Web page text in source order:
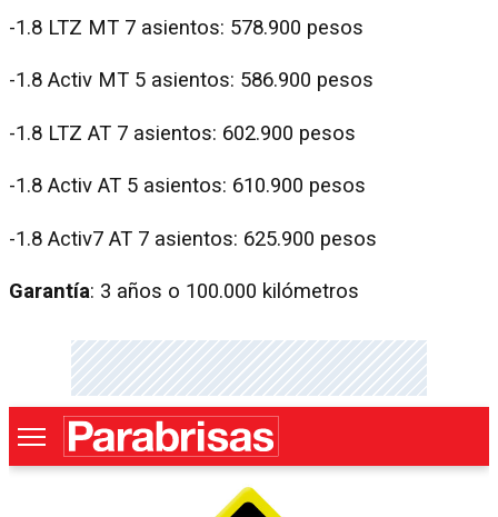
-1.8 LTZ MT 7 asientos: 578.900 pesos
-1.8 Activ MT 5 asientos: 586.900 pesos
-1.8 LTZ AT 7 asientos: 602.900 pesos
-1.8 Activ AT 5 asientos: 610.900 pesos
-1.8 Activ7 AT 7 asientos: 625.900 pesos
Garantía: 3 años o 100.000 kilómetros